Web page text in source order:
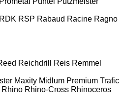
RDK RSP Rabaud Racine Ragno
Reichdrill Reis Remmel
Maxity Midlum Premium Trafic
Rhino Rhino-Cross Rhinoceros